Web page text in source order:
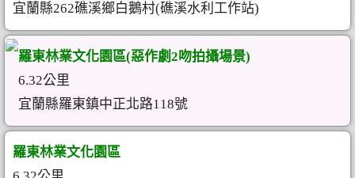
宜蘭縣262礁溪鄉白鵝村(礁溪水利工作站)
羅東林業文化園區(惡作劇2吻拍攝場景)
6.32公里
宜蘭縣羅東鎮中正北路118號
羅東林業文化園區